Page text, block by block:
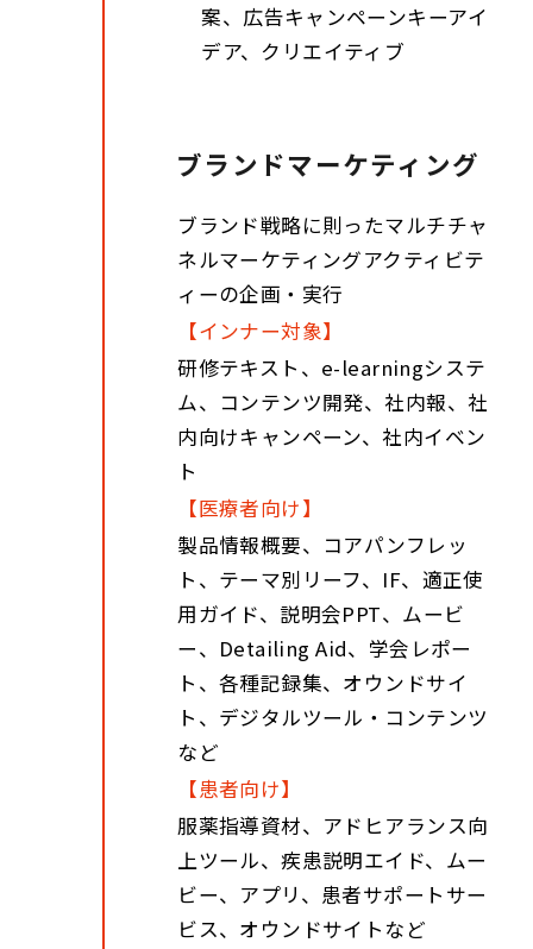
案、広告キャンペーンキーアイ
デア、クリエイティブ
ブランドマーケティング
ブランド戦略に則ったマルチチャ
ネルマーケティングアクティビテ
ィーの企画・実行
【インナー対象】
研修テキスト、e-learningシステ
ム、コンテンツ開発、社内報、社
内向けキャンペーン、社内イベン
ト
【医療者向け】
製品情報概要、コアパンフレッ
ト、テーマ別リーフ、IF、適正使
用ガイド、説明会PPT、ムービ
ー、Detailing Aid、学会レポー
ト、各種記録集、オウンドサイ
ト、デジタルツール・コンテンツ
など
【患者向け】
服薬指導資材、アドヒアランス向
上ツール、疾患説明エイド、ムー
ビー、アプリ、患者サポートサー
ビス、オウンドサイトなど